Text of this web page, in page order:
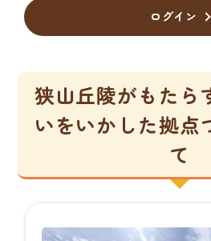
ログイン
狭山丘陵がもたら
いをいかした拠点
て